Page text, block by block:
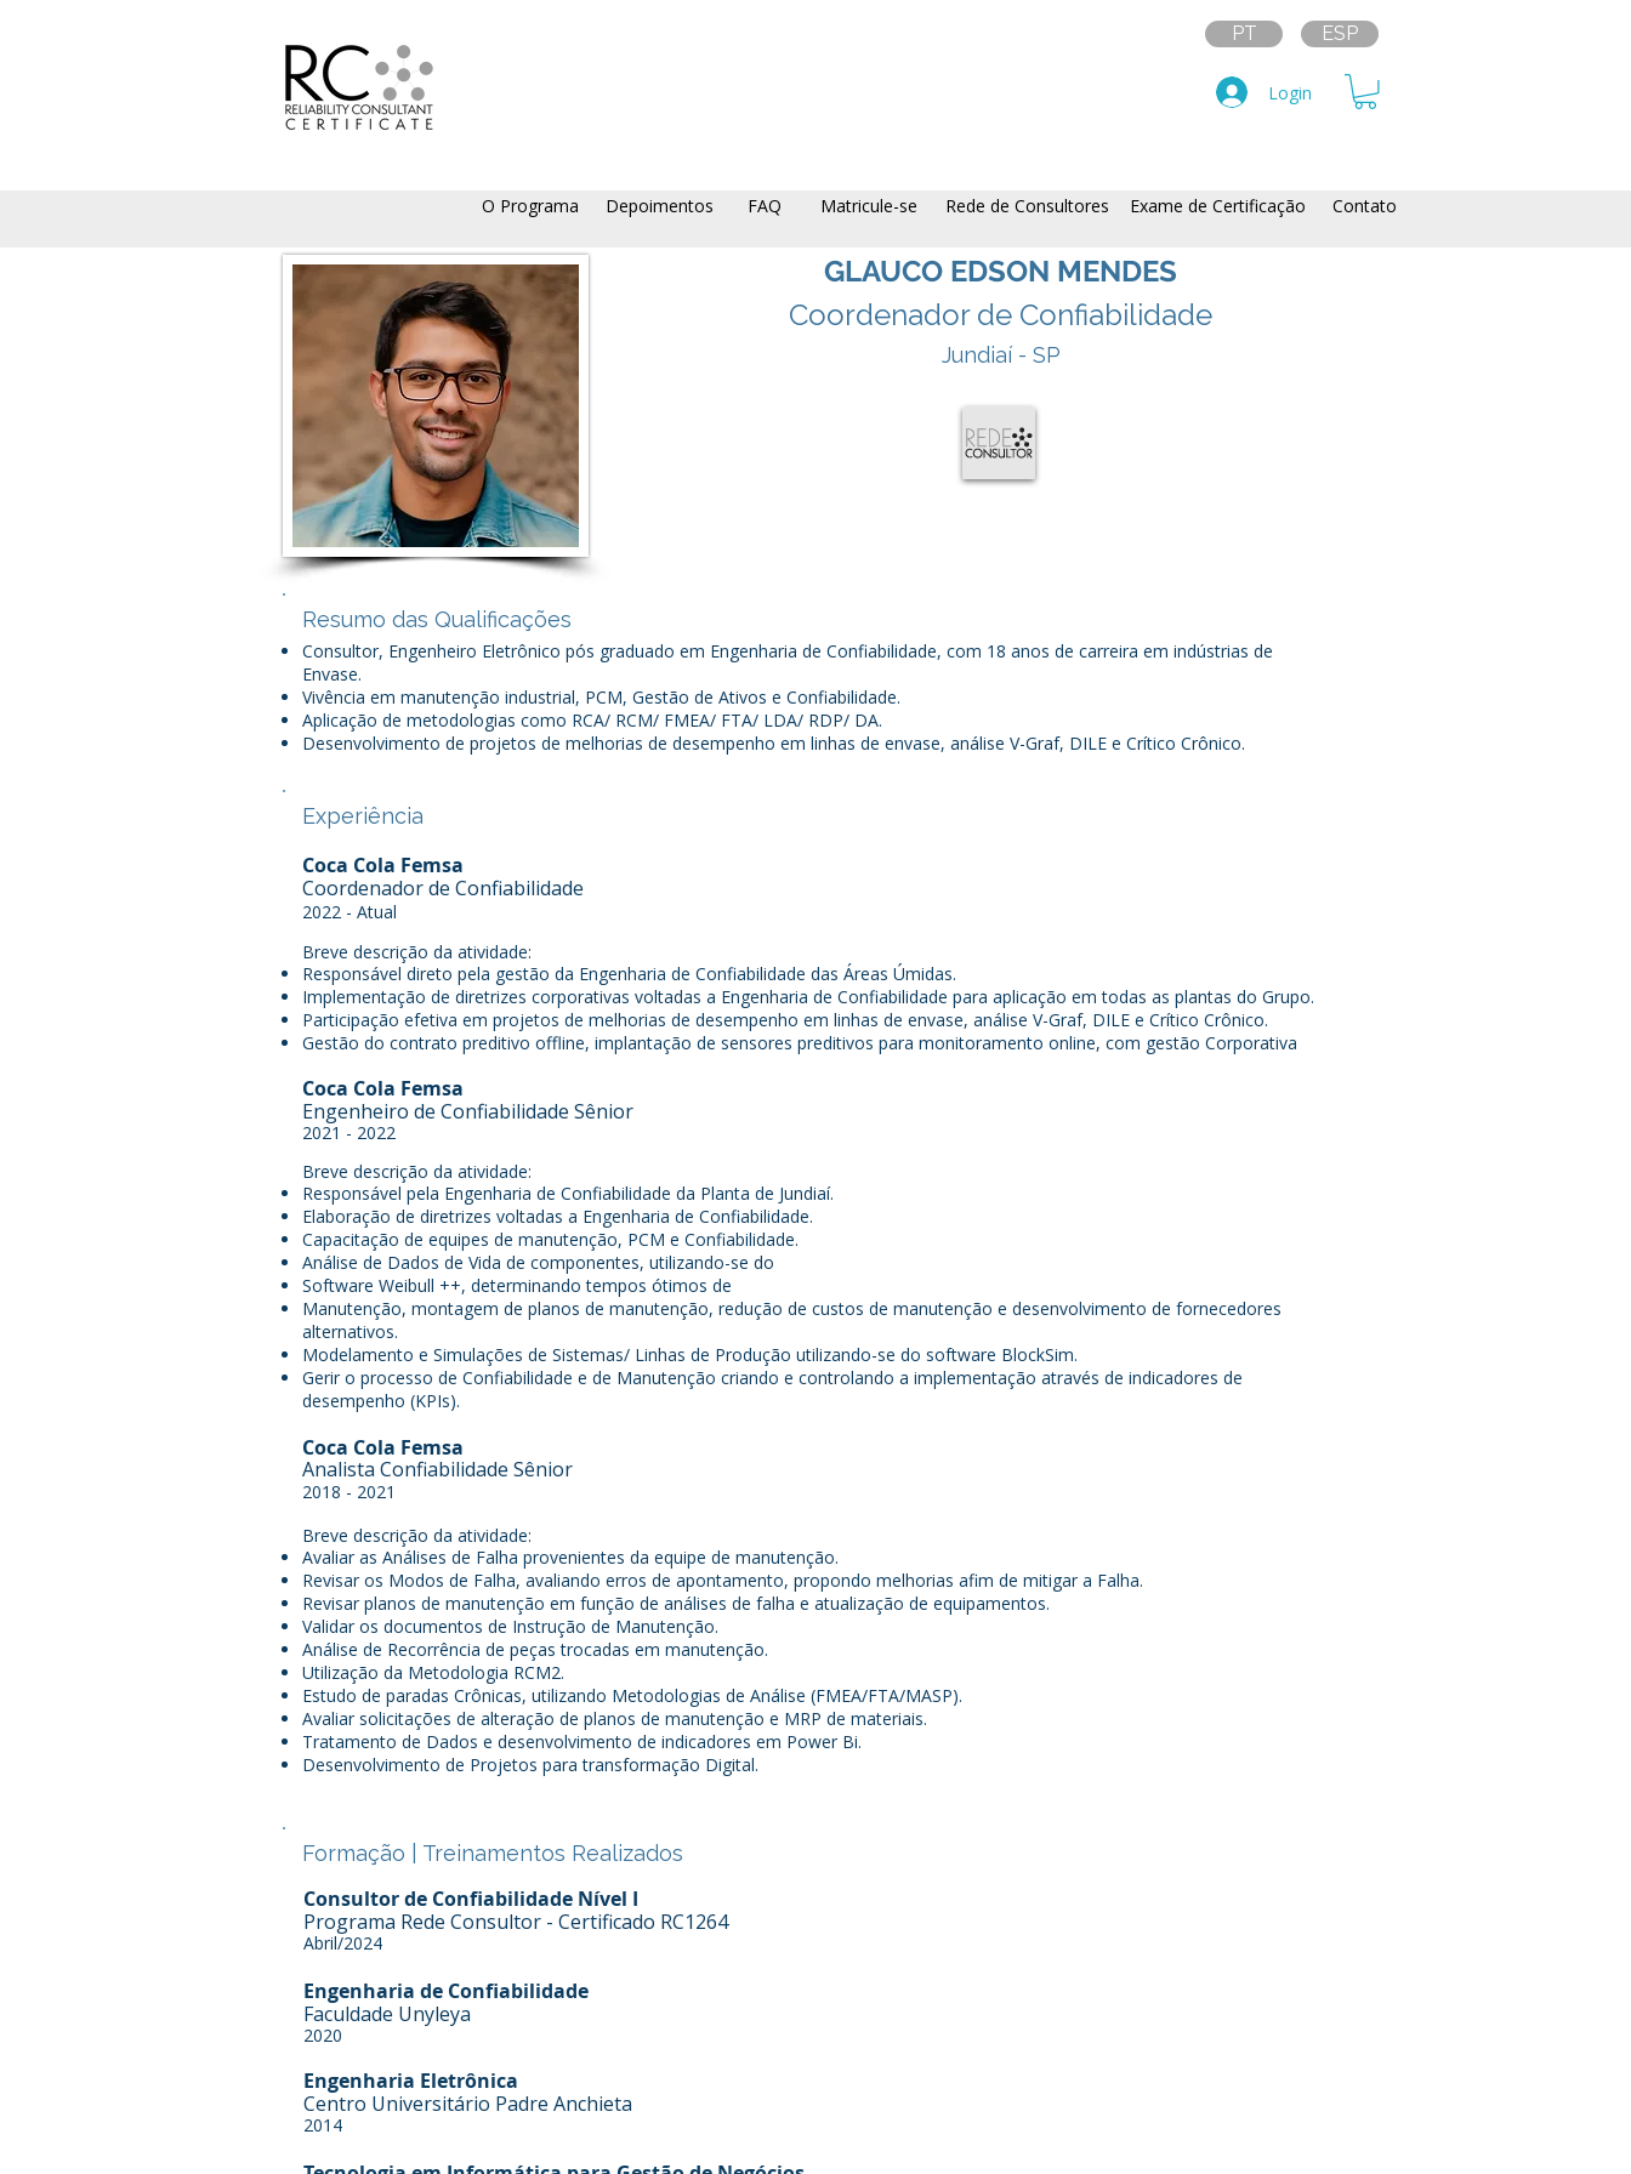
PT ESP
Login
O Programa Depoimentos FAQ Matricule-se Rede de Consultores Exame de Certificação Contato
GLAUCO EDSON MENDES
Coordenador de Confiabilidade
Jundiaí - SP
Resumo das Qualificações
Consultor, Engenheiro Eletrônico pós graduado em Engenharia de Confiabilidade, com 18 anos de carreira em indústrias de
Envase.
Vivência em manutenção industrial, PCM, Gestão de Ativos e Confiabilidade.
Aplicação de metodologias como RCA/ RCM/ FMEA/ FTA/ LDA/ RDP/ DA.
Desenvolvimento de projetos de melhorias de desempenho em linhas de envase, análise V-Graf, DILE e Crítico Crônico.
Experiência
Coca Cola Femsa
Coordenador de Confiabilidade
2022 - Atual
Breve descrição da atividade:
Responsável direto pela gestão da Engenharia de Confiabilidade das Áreas Úmidas.
Implementação de diretrizes corporativas voltadas a Engenharia de Confiabilidade para aplicação em todas as plantas do Grupo.
Participação efetiva em projetos de melhorias de desempenho em linhas de envase, análise V-Graf, DILE e Crítico Crônico.
Gestão do contrato preditivo offline, implantação de sensores preditivos para monitoramento online, com gestão Corporativa
Coca Cola Femsa
Engenheiro de Confiabilidade Sênior
2021 - 2022
Breve descrição da atividade:
Responsável pela Engenharia de Confiabilidade da Planta de Jundiaí.
Elaboração de diretrizes voltadas a Engenharia de Confiabilidade.
Capacitação de equipes de manutenção, PCM e Confiabilidade.
Análise de Dados de Vida de componentes, utilizando-se do
Software Weibull ++, determinando tempos ótimos de
Manutenção, montagem de planos de manutenção, redução de custos de manutenção e desenvolvimento de fornecedores
alternativos.
Modelamento e Simulações de Sistemas/ Linhas de Produção utilizando-se do software BlockSim.
Gerir o processo de Confiabilidade e de Manutenção criando e controlando a implementação através de indicadores de
desempenho (KPIs).
Coca Cola Femsa
Analista Confiabilidade Sênior
2018 - 2021
Breve descrição da atividade:
Avaliar as Análises de Falha provenientes da equipe de manutenção.
Revisar os Modos de Falha, avaliando erros de apontamento, propondo melhorias afim de mitigar a Falha.
Revisar planos de manutenção em função de análises de falha e atualização de equipamentos.
Validar os documentos de Instrução de Manutenção.
Análise de Recorrência de peças trocadas em manutenção.
Utilização da Metodologia RCM2.
Estudo de paradas Crônicas, utilizando Metodologias de Análise (FMEA/FTA/MASP).
Avaliar solicitações de alteração de planos de manutenção e MRP de materiais.
Tratamento de Dados e desenvolvimento de indicadores em Power Bi.
Desenvolvimento de Projetos para transformação Digital.
Formação | Treinamentos Realizados
Consultor de Confiabilidade Nível I
Programa Rede Consultor - Certificado RC1264
Abril/2024
Engenharia de Confiabilidade
Faculdade Unyleya
2020
Engenharia Eletrônica
Centro Universitário Padre Anchieta
2014